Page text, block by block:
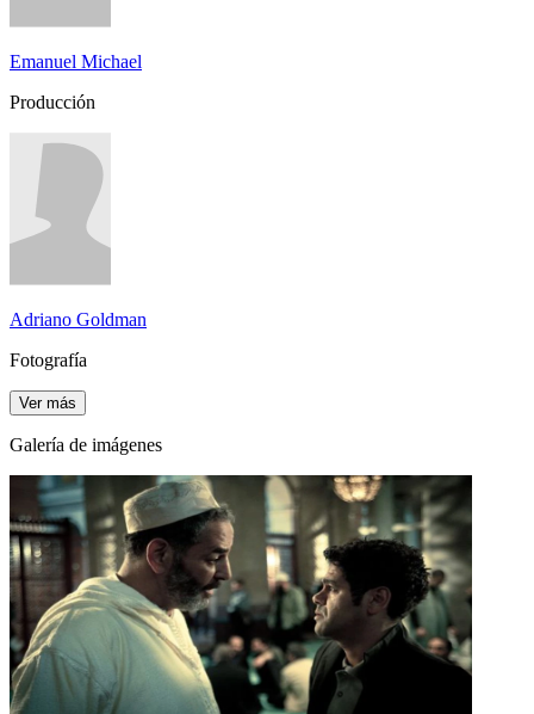
Emanuel Michael
Producción
Adriano Goldman
Fotografía
Ver más
Galería de imágenes